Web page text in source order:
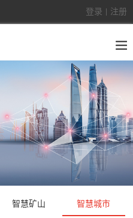
登录 注册
智慧矿山 智慧城市